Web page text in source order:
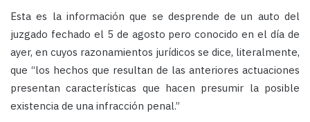
Esta es la información que se desprende de un auto del
juzgado fechado el 5 de agosto pero conocido en el día de
ayer, en cuyos razonamientos jurídicos se dice, literalmente,
que “los hechos que resultan de las anteriores actuaciones
presentan características que hacen presumir la posible
existencia de una infracción penal.”